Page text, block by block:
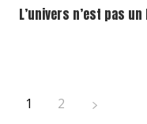
L’univers n’est pas
1 2